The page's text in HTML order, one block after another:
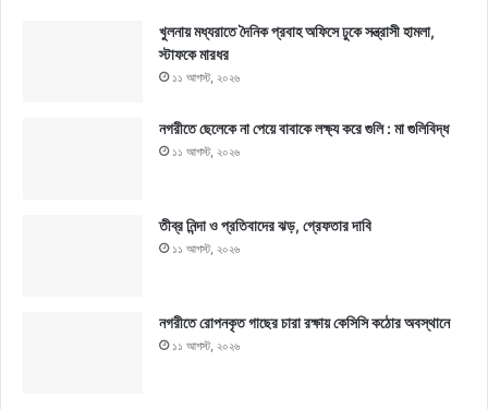
খুলনায় মধ্যরাতে দৈনিক প্রবাহ অফিসে ঢুকে সন্ত্রাসী হামলা,
স্টাফকে মারধর
১১ আগস্ট, ২০২৬
নগরীতে ছেলেকে না পেয়ে বাবাকে লক্ষ্য করে গুলি : মা গুলিবিদ্ধ
১১ আগস্ট, ২০২৬
তীব্র নিন্দা ও প্রতিবাদের ঝড়, গ্রেফতার দাবি
১১ আগস্ট, ২০২৬
নগরীতে রোপনকৃত গাছের চারা রক্ষায় কেসিসি কঠোর অবস্থানে
১১ আগস্ট, ২০২৬